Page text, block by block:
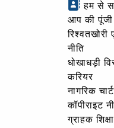
हम से
आप की
रिश्वतखोरी
नीति
धोखाधड़ी
करियर
नागरिक
कॉपीराइट
ग्राहक शिक्षा